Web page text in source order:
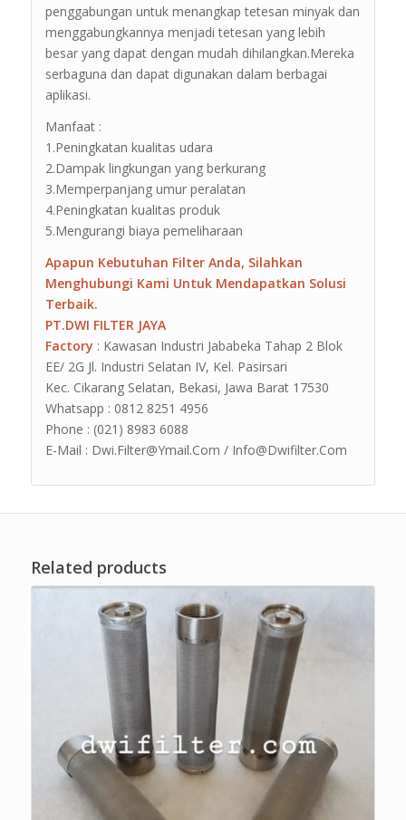
penggabungan untuk menangkap tetesan minyak dan
menggabungkannya menjadi tetesan yang lebih
besar yang dapat dengan mudah dihilangkan.Mereka
serbaguna dan dapat digunakan dalam berbagai
aplikasi.
Manfaat :
1.Peningkatan kualitas udara
2.Dampak lingkungan yang berkurang
3.Memperpanjang umur peralatan
4.Peningkatan kualitas produk
5.Mengurangi biaya pemeliharaan
Apapun Kebutuhan Filter Anda, Silahkan
Menghubungi Kami Untuk Mendapatkan Solusi
Terbaik.
PT.DWI FILTER JAYA
Factory : Kawasan Industri Jababeka Tahap 2 Blok
EE/ 2G Jl. Industri Selatan IV, Kel. Pasirsari
Kec. Cikarang Selatan, Bekasi, Jawa Barat 17530
Whatsapp : 0812 8251 4956
Phone : (021) 8983 6088
E-Mail : Dwi.Filter@Ymail.Com / Info@Dwifilter.Com
Related products